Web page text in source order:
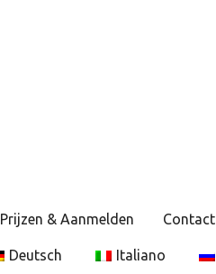
Prijzen & Aanmelden
Deutsch Italiano